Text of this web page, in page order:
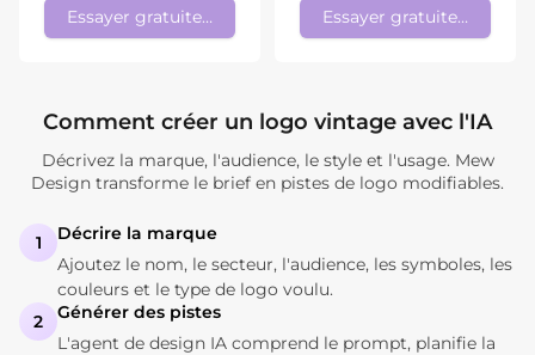
Essayer gratuitement Essayer gratuitement
Comment créer un logo vintage avec l'IA
Décrivez la marque, l'audience, le style et l'usage. Mew
Design transforme le brief en pistes de logo modifiables.
1
Décrire la marque
Ajoutez le nom, le secteur, l'audience, les symboles, les
couleurs et le type de logo voulu.
2
Générer des pistes
L'agent de design IA comprend le prompt, planifie la